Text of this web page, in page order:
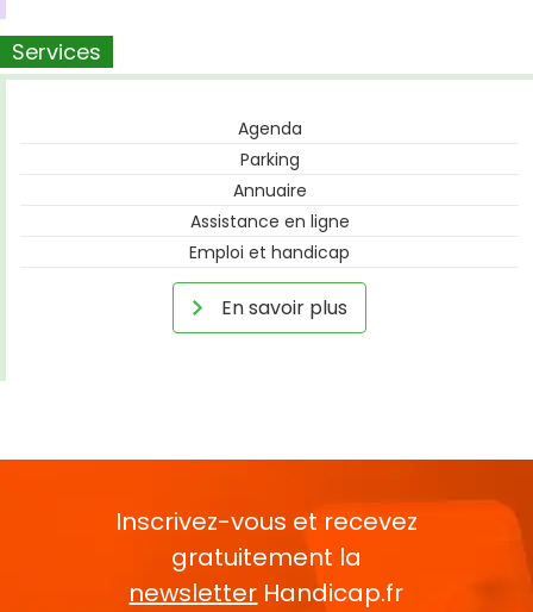
Services
Agenda
Parking
Annuaire
Assistance en ligne
Emploi et handicap
En savoir plus
Inscrivez-vous et recevez
gratuitement la
newsletter Handicap.fr